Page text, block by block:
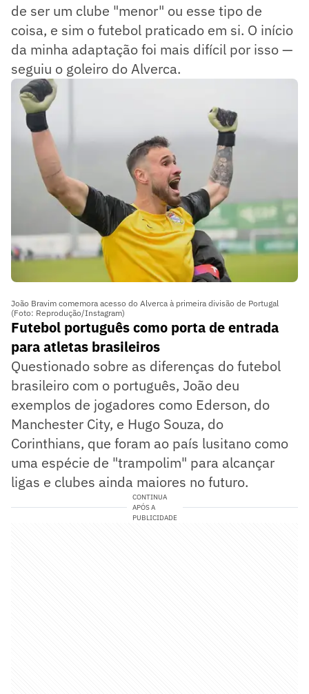
de ser um clube "menor" ou esse tipo de
coisa, e sim o futebol praticado em si. O início
da minha adaptação foi mais difícil por isso —
seguiu o goleiro do Alverca.
João Bravim comemora acesso do Alverca à primeira divisão de Portugal
(Foto: Reprodução/Instagram)
Futebol português como porta de entrada
para atletas brasileiros
Questionado sobre as diferenças do futebol
brasileiro com o português, João deu
exemplos de jogadores como Ederson, do
Manchester City, e Hugo Souza, do
Corinthians, que foram ao país lusitano como
uma espécie de "trampolim" para alcançar
ligas e clubes ainda maiores no futuro.
CONTINUA
APÓS A
PUBLICIDADE